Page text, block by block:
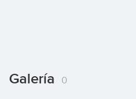
Galería 0